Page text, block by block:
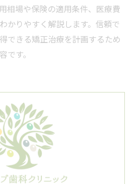
相場や保険の適用条件、医療費
かりやすく解説します。信頼で
できる矯正治療を計画するため
です。